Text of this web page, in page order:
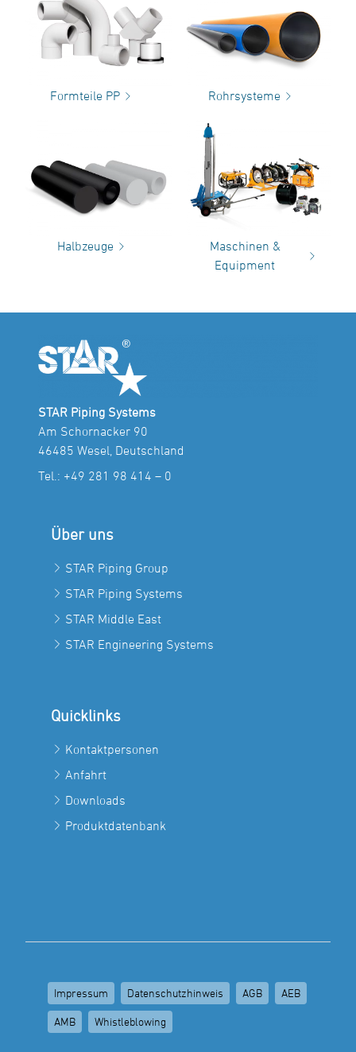
Formteile PP Rohrsysteme
Halbzeuge
Maschinen &
Equipment
STAR Piping Systems
Am Schornacker 90
46485 Wesel, Deutschland
Tel.: +49 281 98 414 – 0
Über uns
STAR Piping Group
STAR Piping Systems
STAR Middle East
STAR Engineering Systems
Quicklinks
Kontaktpersonen
Anfahrt
Downloads
Produktdatenbank
Impressum Datenschutzhinweis AGB AEB
AMB Whistleblowing